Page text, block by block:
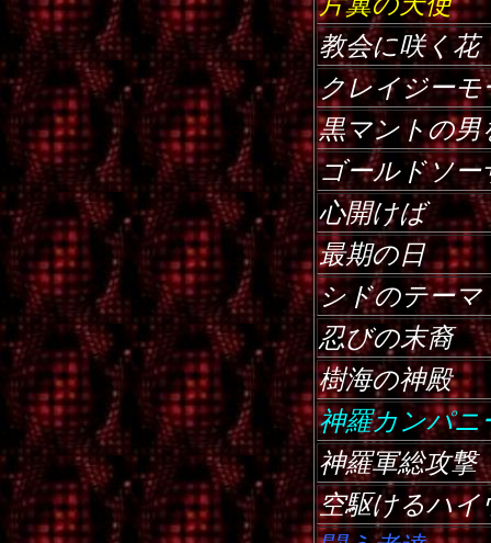
教会に咲く花
クレイジーモ
黒マントの男
ゴールドソー
心開けば
最期の日
シドのテーマ
忍びの末裔
樹海の神殿
神羅カンパニ
神羅軍総攻撃
空駆けるハイ